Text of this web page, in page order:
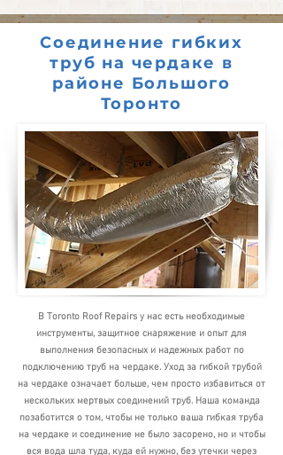
Соединение гибких
труб на чердаке в
районе Большого
Торонто
В Toronto Roof Repairs у нас есть необходимые
инструменты, защитное снаряжение и опыт для
выполнения безопасных и надежных работ по
подключению труб на чердаке. Уход за гибкой трубой
на чердаке означает больше, чем просто избавиться от
нескольких мертвых соединений труб. Наша команда
позаботится о том, чтобы не только ваша гибкая труба
на чердаке и соединение не было засорено, но и чтобы
вся вода шла туда, куда ей нужно, без утечки через